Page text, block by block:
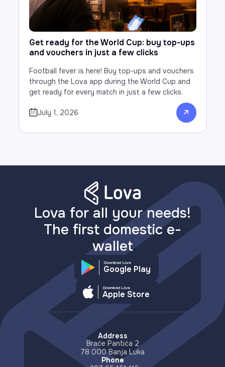
Get ready for the World Cup: buy top-ups
and vouchers in just a few clicks
Football fever is here! Buy top-ups and vouchers
through the Lova app during the World Cup and
get ready for every match in just a few clicks.
July 1, 2026
Lova for all your needs!
The first domestic e-
wallet
Download Lova
Google Play
Download Lova
Apple Store
Address
Braće Pantića 2
78 000 Banja Luka
Phone